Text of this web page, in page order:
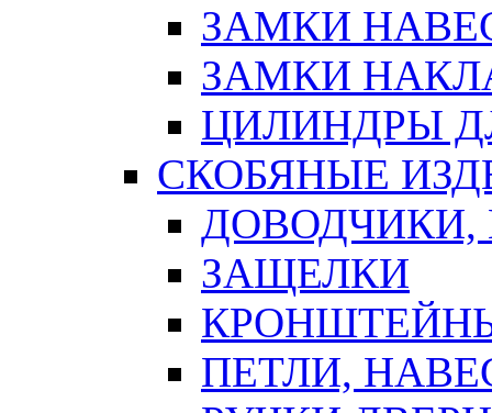
ЗАМКИ
ЗАМКИ
ЦИЛИНДРЫ
СКОБЯНЫЕ
ЗАЩЕЛКИ
ПЕТЛИ,